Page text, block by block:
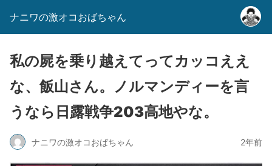
ナニワの激オコおばちゃん
私の屍を乗り越えてってカッコええ
な、飯山さん。ノルマンディーを言
うなら日露戦争203高地やな。
ナニワの激オコおばちゃん 2年前